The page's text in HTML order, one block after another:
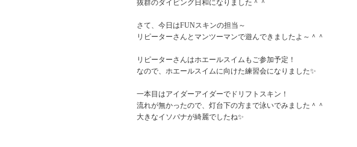
抜群のダイビング日和になりました＾＾
さて、今日はFUNスキンの担当～
リピーターさんとマンツーマンで遊んできましたよ～＾＾
リピーターさんはホエールスイムもご参加予定！
なので、ホエールスイムに向けた練習会になりました✨
一本目はアイダーアイダーでドリフトスキン！
流れが無かったので、灯台下の方まで泳いでみました＾＾
大きなイソバナが綺麗でしたね✨